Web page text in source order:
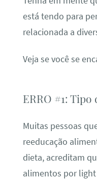
está tendo para
relacionada a
Veja se você se
ERRO #1:
Muitas pessoas
reeducação
dieta, acreditam
alimentos por